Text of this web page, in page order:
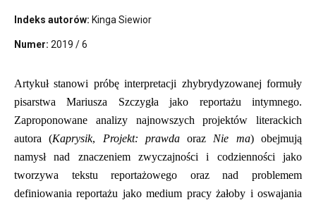
Indeks autorów: Kinga Siewior
Numer: 2019 / 6
Artykuł stanowi próbę interpretacji zhybrydyzowanej formuły
pisarstwa Mariusza Szczygła jako reportażu intymnego.
Zaproponowane analizy najnowszych projektów literackich
autora (Kaprysik, Projekt: prawdaoraz Nie ma) obejmują
namysł nad znaczeniem zwyczajności i codzienności jako
tworzywa tekstu reportażowego oraz nad problemem
definiowania reportażu jako medium pracy żałoby i oswajania